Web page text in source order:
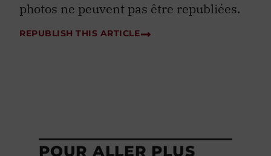
photos ne peuvent pas être republiées.
REPUBLISH THIS ARTICLE
POUR ALLER PLUS